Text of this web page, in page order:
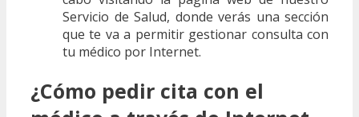
Servicio de Salud, donde verás una sección
que te va a permitir gestionar consulta con
tu médico por Internet.
¿Cómo pedir cita con el